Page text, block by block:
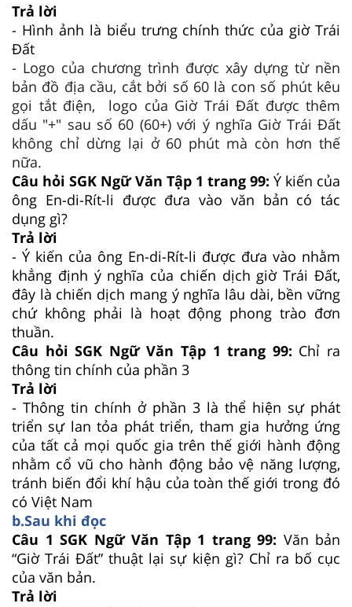
Trả lời
- Hình ảnh là biểu trưng chính thức của giờ Trái
Đất
- Logo của chương trình được xây dựng từ nền
bản đồ địa cầu, cắt bởi số 60 là con số phút kêu
gọi tắt điện, logo của Giờ Trái Đất được thêm
dấu "+" sau số 60 (60+) với ý nghĩa Giờ Trái Đất
không chỉ dừng lại ở 60 phút mà còn hơn thế
nữa.
Câu hỏi SGK Ngữ Văn Tập 1 trang 99: Ý kiến của
ông En-di-Rít-li được đưa vào văn bản có tác
dụng gì?
Trả lời
- Ý kiến của ông En-di-Rít-li được đưa vào nhằm
khẳng định ý nghĩa của chiến dịch giờ Trái Đất,
đây là chiến dịch mang ý nghĩa lâu dài, bền vững
chứ không phải là hoạt động phong trào đơn
thuần.
Câu hỏi SGK Ngữ Văn Tập 1 trang 99: Chỉ ra
thông tin chính của phần 3
Trả lời
- Thông tin chính ở phần 3 là thể hiện sự phát
triển sự lan tỏa phát triển, tham gia hưởng ứng
của tất cả mọi quốc gia trên thế giới hành động
nhằm cổ vũ cho hành động bảo vệ năng lượng,
tránh biến đổi khí hậu của toàn thế giới trong đó
có Việt Nam
b.Sau khi đọc
Câu 1 SGK Ngữ Văn Tập 1 trang 99: Văn bản
“Giờ Trái Đất” thuật lại sự kiện gì? Chỉ ra bố cục
của văn bản.
Trả lời